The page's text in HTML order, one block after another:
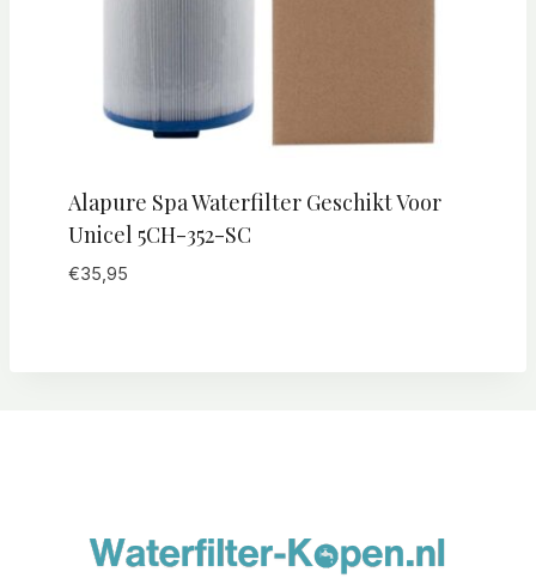
Alapure Spa Waterfilter Geschikt Voor
Unicel 5CH-352-SC
€35,95